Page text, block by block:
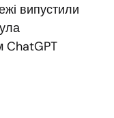
випустили
ChatGPT